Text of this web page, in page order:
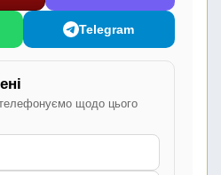
Telegram
щодо цього